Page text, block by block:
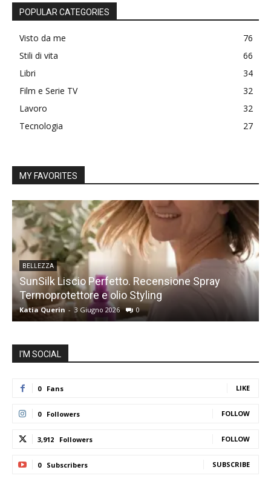
POPULAR CATEGORIES
Visto da me
76
Stili di vita
66
Libri
34
Film e Serie TV
32
Lavoro
32
Tecnologia
27
MY FAVORITES
BELLEZZA
SunSilk Liscio Perfetto. Recensione Spray
Termoprotettore e olio Styling
Katia Querin - 3 Giugno 2026 0
I'M SOCIAL
0 Fans LIKE
0 Followers FOLLOW
3,912 Followers FOLLOW
0 Subscribers SUBSCRIBE